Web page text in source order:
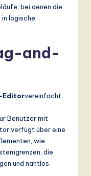
bei denen die
logische
and-
Editorvereinfacht
Benutzer mit
verfügt über eine
wie
die
und nahtlos